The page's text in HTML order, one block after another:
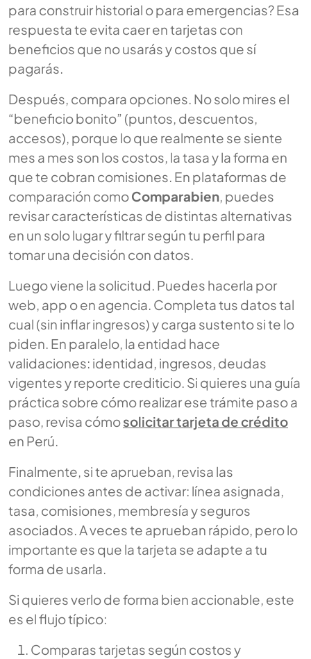
para construir historial o para emergencias? Esa
respuesta te evita caer en tarjetas con
beneficios que no usarás y costos que sí
pagarás.
Después, compara opciones. No solo mires el
“beneficio bonito” (puntos, descuentos,
accesos), porque lo que realmente se siente
mes a mes son los costos, la tasa y la forma en
que te cobran comisiones. En plataformas de
comparación comoComparabien, puedes
revisar características de distintas alternativas
en un solo lugar y filtrar según tu perfil para
tomar una decisión con datos.
Luego viene la solicitud. Puedes hacerla por
web, app o en agencia. Completa tus datos tal
cual (sin inflar ingresos) y carga sustento si te lo
piden. En paralelo, la entidad hace
validaciones: identidad, ingresos, deudas
vigentes y reporte crediticio. Si quieres una guía
práctica sobre cómo realizar ese trámite paso a
paso, revisa cómosolicitar tarjeta de crédito
en Perú.
Finalmente, si te aprueban, revisa las
condiciones antes de activar: línea asignada,
tasa, comisiones, membresía y seguros
asociados. A veces te aprueban rápido, pero lo
importante es que la tarjeta se adapte a tu
forma de usarla.
Si quieres verlo de forma bien accionable, este
es el flujo típico:
Comparas tarjetas según costos y